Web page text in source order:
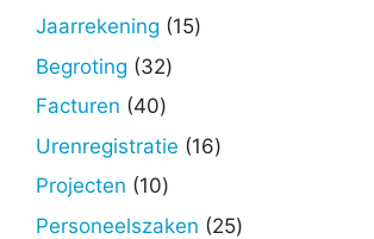
Jaarrekening 1515
Begroting 3232
Facturen 4040
producten
Urenregistratie 1616
Projecten 1010
producten
Personeelszaken 2525